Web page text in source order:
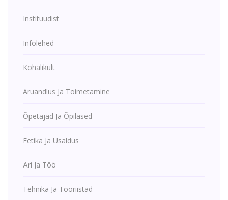
Instituudist
Infolehed
Kohalikult
Aruandlus Ja Toimetamine
Õpetajad Ja Õpilased
Eetika Ja Usaldus
Äri Ja Töö
Tehnika Ja Tööriistad